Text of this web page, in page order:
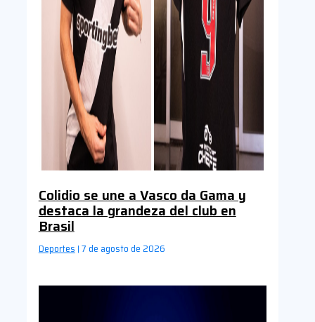
Colidio se une a Vasco da Gama y
destaca la grandeza del club en
Brasil
Deportes | 7 de agosto de 2026